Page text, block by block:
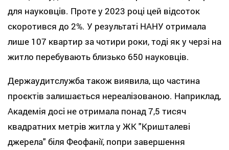
для науковців. Проте у 2023 році цей відсоток
скоротився до 2%. У результаті НАНУ отримала
лише 107 квартир за чотири роки, тоді як у черзі на
житло перебувають близько 650 науковців.
Держаудитслужба також виявила, що частина
проєктів залишається нереалізованою. Наприклад,
Академія досі не отримала понад 7,5 тисяч
квадратних метрів житла у ЖК "Кришталеві
джерела" біля Феофанії, попри завершення